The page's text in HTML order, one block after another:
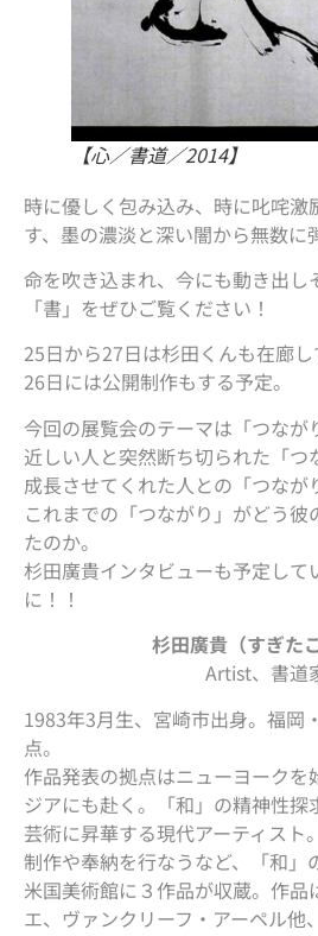
【心／書道／2014】
時に優しく包み込み、時に叱咤激
す、墨の濃淡と深い闇から無数に
命を吹き込まれ、今にも動き出し
「書」をぜひご覧ください！
25日から27日は杉田くんも在廊し
26日には公開制作もする予定。
今回の展覧会のテーマは「つなが
近しい人と突然断ち切られた「つ
成長させてくれた人との「つなが
これまでの「つながり」がどう彼
たのか。
杉田廣貴インタビューも予定して
に！！
杉田廣貴（すぎた
Artist、書道
1983年3月生、宮崎市出身。福岡
点。
作品発表の拠点はニューヨークを
ジアにも赴く。「和」の精神性探
芸術に昇華する現代アーティスト
制作や奉納を行なうなど、「和」
米国美術館に３作品が収蔵。作品
エ、ヴァンクリーフ・アーペル他